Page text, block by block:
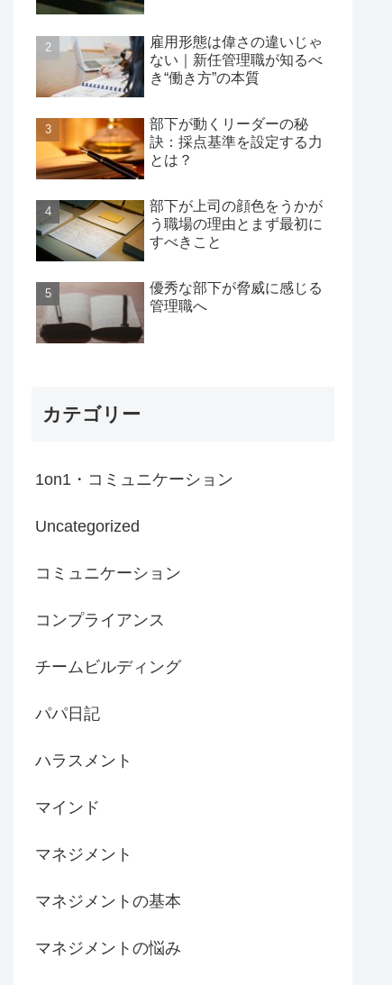
雇用形態は偉さの違いじゃ
ない｜新任管理職が知るべ
き“働き方”の本質
部下が動くリーダーの秘
訣：採点基準を設定する力
とは？
部下が上司の顔色をうかが
う職場の理由とまず最初に
すべきこと
優秀な部下が脅威に感じる
管理職へ
カテゴリー
1on1・コミュニケーション
Uncategorized
コミュニケーション
コンプライアンス
チームビルディング
パパ日記
ハラスメント
マインド
マネジメント
マネジメントの基本
マネジメントの悩み